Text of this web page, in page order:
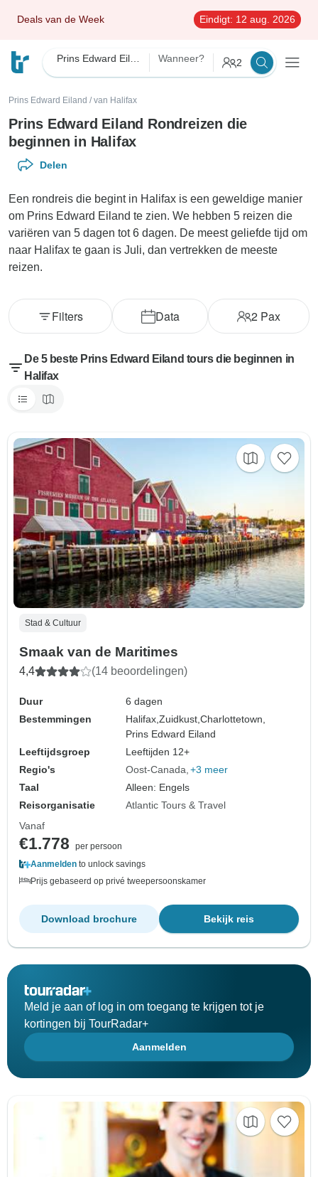
Deals van de Week Eindigt: 12 aug. 2026
Wanneer? 2
Prins Edward Eiland / van Halifax
Prins Edward Eiland Rondreizen die
beginnen in Halifax
Delen
Een rondreis die begint in Halifax is een geweldige manier
om Prins Edward Eiland te zien. We hebben 5 reizen die
variëren van 5 dagen tot 6 dagen. De meest geliefde tijd om
naar Halifax te gaan is Juli, dan vertrekken de meeste
reizen.
Data 2 Pax
Filters
De 5 beste Prins Edward Eiland tours die beginnen in
Halifax
Stad & Cultuur
Smaak van de Maritimes
4,4 (14 beoordelingen)
Duur
6 dagen
Bestemmingen
Halifax,Zuidkust,Charlottetown,
Prins Edward Eiland
Leeftijdsgroep
Leeftijden 12+
Regio's
Oost-Canada +3 meer
Taal
Alleen: Engels
Reisorganisatie
Atlantic Tours & Travel
Vanaf
€1.778
per persoon
Aanmelden to unlock savings
Prijs gebaseerd op privé tweepersoonskamer
Bekijk reis
Download brochure
Meld je aan of log in om toegang te krijgen tot je
kortingen bij TourRadar+
Aanmelden